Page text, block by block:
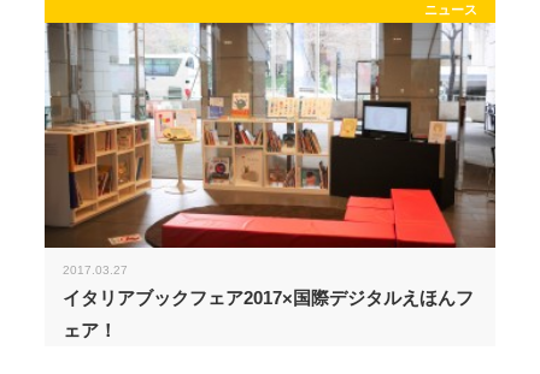
ニュース
2017.03.27
イタリアブックフェア2017×国際デジタルえほんフ
ェア！